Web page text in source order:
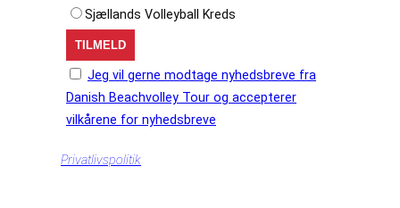
Sjællands Volleyball Kreds
Jeg vil gerne modtage nyhedsbreve fra
Danish Beachvolley Tour og accepterer
vilkårene for nyhedsbreve
Privatlivspolitik